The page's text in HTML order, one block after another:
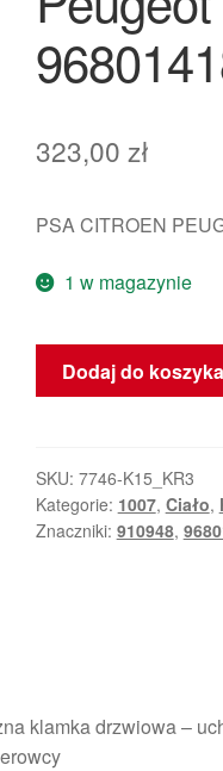
323,00 zł
PSA CITROEN
1 w magazynie
ilość
Zewnętrzna
kierowcy
Peugeot
1007
Dodaj do koszyka
SKU: 7746-K15_KR3
Kategorie: 1007, Ciało,
Znaczniki: 910948,
klamka drzwiowa –